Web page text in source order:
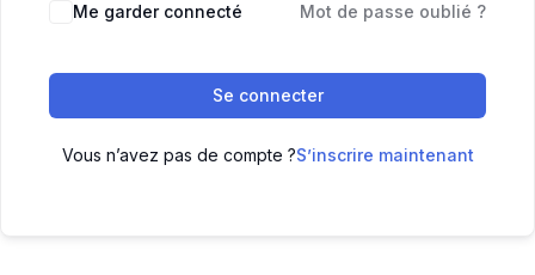
Me garder connecté Mot de passe oublié ?
Se connecter
Vous n’avez pas de compte ?S’inscrire maintenant